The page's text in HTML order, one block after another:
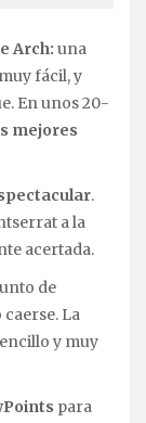
Arch: una
fácil, y
En unos 20-
mejores
.
a la
acertada.
de
La
y muy
para